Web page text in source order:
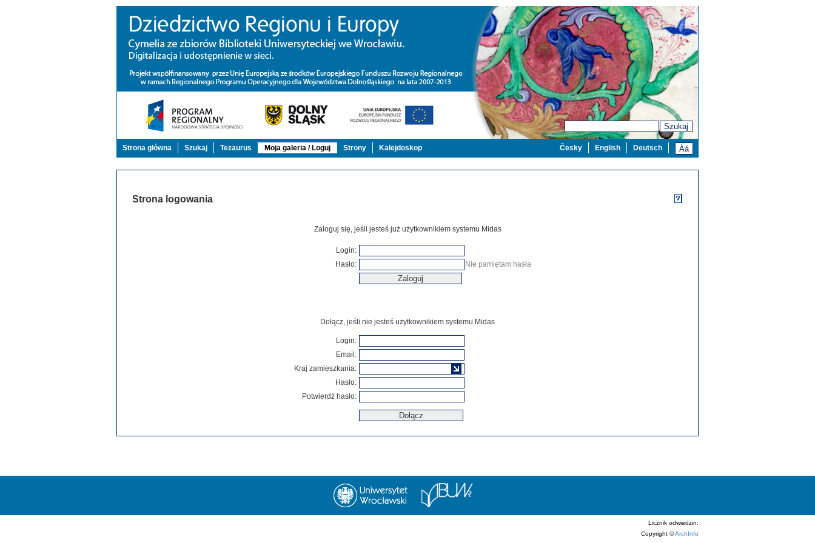
Szukaj
Strona główna Szukaj Tezaurus Moja galeria / Loguj Strony Kalejdoskop Deutsch
English
Česky
Strona logowania
Zaloguj się, jeśli jesteś już użytkownikiem systemu Midas
Login:
Hasło:
Nie pamiętam hasła
Dołącz, jeśli nie jesteś użytkownikiem systemu Midas
Login:
Email:
Kraj zamieszkania:
Hasło:
Potwierdź hasło:
Licznik odwiedzin:
Copyright ©ArchInfo